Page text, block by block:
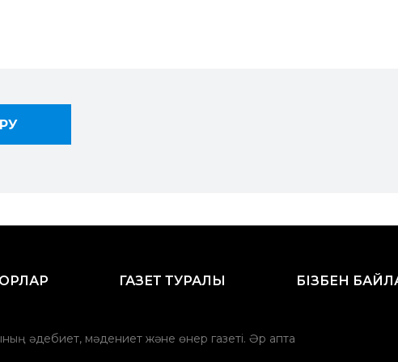
ГАЗЕТ ТУРАЛЫ БІЗБЕН
әдебиет, мәдениет және өнер газеті. Әр апта